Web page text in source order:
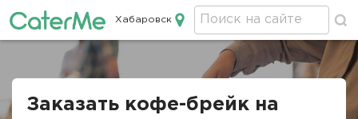
Кейтеринг в Хабаровске
Хабаровск
Заказать кофе-брейк на